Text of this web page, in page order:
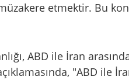
etmektir. Bu
ABD ile İran
"ABD ile